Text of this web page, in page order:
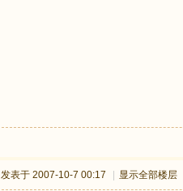
发表于 2007-10-7 00:17 显示全部楼层